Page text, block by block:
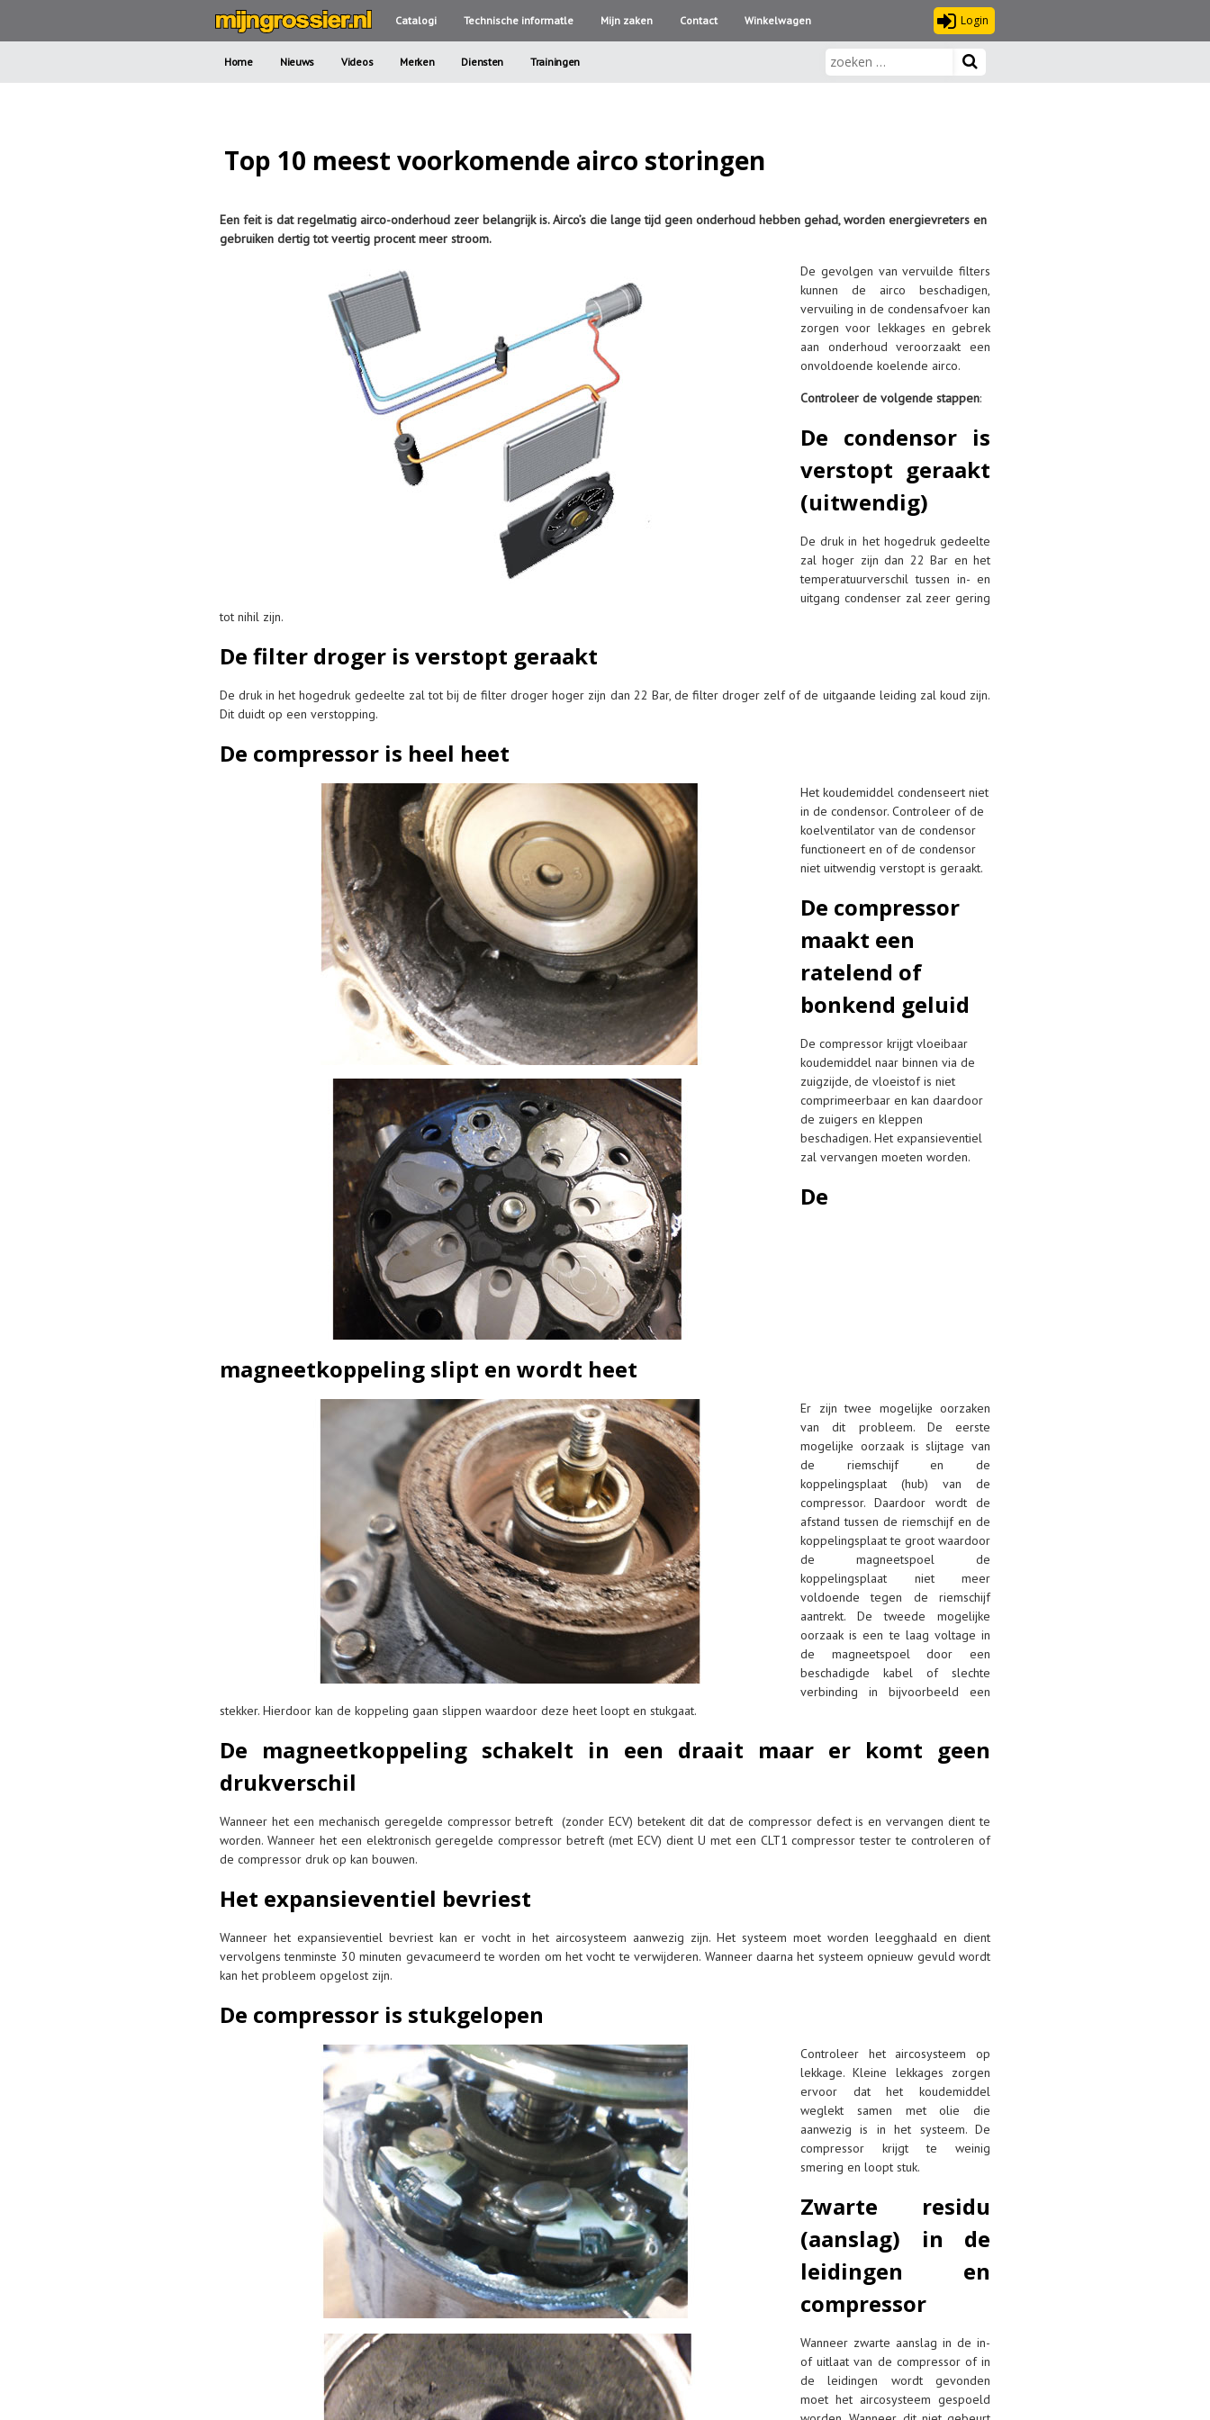
Catalogi Technische informatle Mijn zaken Contact Winkelwagen Login
Home Nieuws Videos Merken Diensten Trainingen
Top 10 meest voorkomende airco storingen
Een feit is dat regelmatig airco-onderhoud zeer belangrijk is. Airco’s die lange tijd geen onderhoud hebben gehad, worden energievreters en
gebruiken dertig tot veertig procent meer stroom.
De gevolgen van vervuilde filters
kunnen de airco beschadigen,
vervuiling in de condensafvoer kan
zorgen voor lekkages en gebrek
aan onderhoud veroorzaakt een
onvoldoende koelende airco.
Controleer de volgende stappen:
De condensor is
verstopt geraakt
(uitwendig)
De druk in het hogedruk gedeelte
zal hoger zijn dan 22 Bar en het
temperatuurverschil tussen in- en
uitgang condenser zal zeer gering
tot nihil zijn.
De filter droger is verstopt geraakt
De druk in het hogedruk gedeelte zal tot bij de filter droger hoger zijn dan 22 Bar, de filter droger zelf of de uitgaande leiding zal koud zijn.
Dit duidt op een verstopping.
De compressor is heel heet
Het koudemiddel condenseert niet
in de condensor. Controleer of de
koelventilator van de condensor
functioneert en of de condensor
niet uitwendig verstopt is geraakt.
De compressor
maakt een
ratelend of
bonkend geluid
De compressor krijgt vloeibaar
koudemiddel naar binnen via de
zuigzijde, de vloeistof is niet
comprimeerbaar en kan daardoor
de zuigers en kleppen
beschadigen. Het expansieventiel
zal vervangen moeten worden.
De
magneetkoppeling slipt en wordt heet
Er zijn twee mogelijke oorzaken
van dit probleem. De eerste
mogelijke oorzaak is slijtage van
de riemschijf en de
koppelingsplaat (hub) van de
compressor. Daardoor wordt de
afstand tussen de riemschijf en de
koppelingsplaat te groot waardoor
de magneetspoel de
koppelingsplaat niet meer
voldoende tegen de riemschijf
aantrekt. De tweede mogelijke
oorzaak is een te laag voltage in
de magneetspoel door een
beschadigde kabel of slechte
verbinding in bijvoorbeeld een
stekker. Hierdoor kan de koppeling gaan slippen waardoor deze heet loopt en stukgaat.
De magneetkoppeling schakelt in een draait maar er komt geen
drukverschil
Wanneer het een mechanisch geregelde compressor betreft (zonder ECV) betekent dit dat de compressor defect is en vervangen dient te
worden. Wanneer het een elektronisch geregelde compressor betreft (met ECV) dient U met een CLT1 compressor tester te controleren of
de compressor druk op kan bouwen.
Het expansieventiel bevriest
Wanneer het expansieventiel bevriest kan er vocht in het aircosysteem aanwezig zijn. Het systeem moet worden leegghaald en dient
vervolgens tenminste 30 minuten gevacumeerd te worden om het vocht te verwijderen. Wanneer daarna het systeem opnieuw gevuld wordt
kan het probleem opgelost zijn.
De compressor is stukgelopen
Controleer het aircosysteem op
lekkage. Kleine lekkages zorgen
ervoor dat het koudemiddel
weglekt samen met olie die
aanwezig is in het systeem. De
compressor krijgt te weinig
smering en loopt stuk.
Zwarte residu
(aanslag) in de
leidingen en
compressor
Wanneer zwarte aanslag in de in-
of uitlaat van de compressor of in
de leidingen wordt gevonden
moet het aircosysteem gespoeld